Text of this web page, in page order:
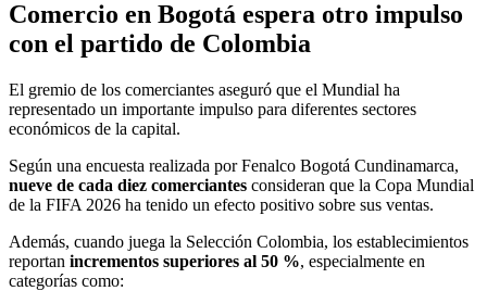
Comercio en Bogotá espera otro impulso
con el partido de Colombia
El gremio de los comerciantes aseguró que el Mundial ha
representado un importante impulso para diferentes sectores
económicos de la capital.
Según una encuesta realizada por Fenalco Bogotá Cundinamarca,
nueve de cada diez comerciantes consideran que la Copa Mundial
de la FIFA 2026 ha tenido un efecto positivo sobre sus ventas.
Además, cuando juega la Selección Colombia, los establecimientos
reportan incrementos superiores al 50 %, especialmente en
categorías como: